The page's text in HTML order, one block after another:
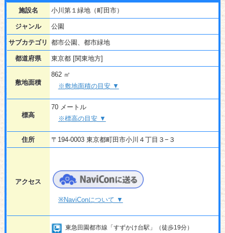
施設名 小川第１緑地（町田市）
ジャンル 公園
サブカテゴリ 都市公園、都市緑地
都道府県 東京都 [関東地方]
敷地面積
862 ㎡
※敷地面積の目安 ▼
標高
70 メートル
※標高の目安 ▼
住所 〒194-0003 東京都町田市小川４丁目３−３
アクセス
※NaviConについて ▼
東急田園都市線「すずかけ台駅」（徒歩19分）